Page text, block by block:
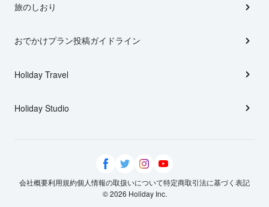
旅のしおり
おでかけプラン投稿ガイドライン
Holiday Travel
Holiday Studio
会社概要利用規約個人情報の取扱いについて特定商取引法に基づく表記
© 2026 Holiday Inc.